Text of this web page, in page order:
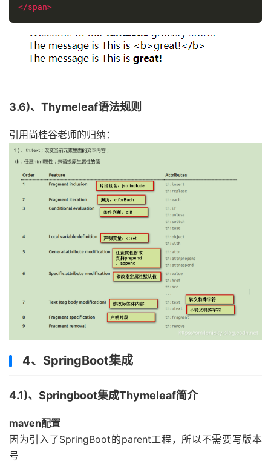
</span>
3.6)、Thymeleaf语法规则
引用尚桂谷老师的归纳：
4、SpringBoot集成
4.1)、Springboot集成Thymeleaf简介
maven配置
因为引入了SpringBoot的parent工程，所以不需要写版本
号